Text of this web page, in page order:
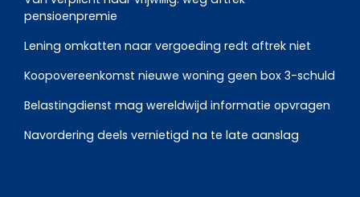
pensioenpremie
Lening omkatten naar vergoeding redt aftrek niet
Koopovereenkomst nieuwe woning geen box 3-schuld
Belastingdienst mag wereldwijd informatie opvragen
Navordering deels vernietigd na te late aanslag